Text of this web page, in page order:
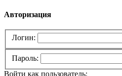
Авторизация
Логин:
Пароль:
Войти как пользователь: